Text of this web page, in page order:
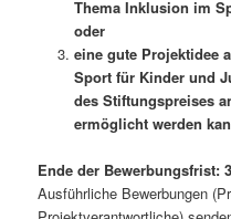
Thema Inklusion im
oder
eine gute Projektidee
Sport für Kinder und
des Stiftungspreises
ermöglicht werden
Ende der Bewerbungsfrist:
Ausführliche Bewerbungen